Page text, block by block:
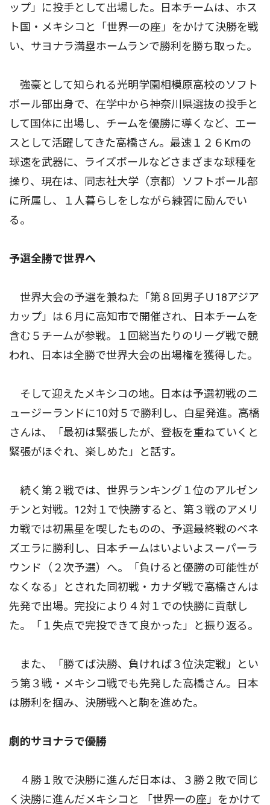
ップ」に投手として出場した。日本チームは、ホス
ト国・メキシコと「世界一の座」をかけて決勝を戦
い、サヨナラ満塁ホームランで勝利を勝ち取った。
強豪として知られる光明学園相模原高校のソフト
ボール部出身で、在学中から神奈川県選抜の投手と
して国体に出場し、チームを優勝に導くなど、エー
スとして活躍してきた高橋さん。最速１２６Kmの
球速を武器に、ライズボールなどさまざまな球種を
操り、現在は、同志社大学（京都）ソフトボール部
に所属し、１人暮らしをしながら練習に励んでい
る。
予選全勝で世界へ
世界大会の予選を兼ねた「第８回男子Ｕ18アジア
カップ」は６月に高知市で開催され、日本チームを
含む５チームが参戦。１回総当たりのリーグ戦で競
われ、日本は全勝で世界大会の出場権を獲得した。
そして迎えたメキシコの地。日本は予選初戦のニ
ュージーランドに10対５で勝利し、白星発進。高橋
さんは、「最初は緊張したが、登板を重ねていくと
緊張がほぐれ、楽しめた」と話す。
続く第２戦では、世界ランキング１位のアルゼン
チンと対戦。12対１で快勝すると、第３戦のアメリ
カ戦では初黒星を喫したものの、予選最終戦のベネ
ズエラに勝利し、日本チームはいよいよスーパーラ
ウンド（２次予選）へ。「負けると優勝の可能性が
なくなる」とされた同初戦・カナダ戦で高橋さんは
先発で出場。完投により４対１での快勝に貢献し
た。「１失点で完投できて良かった」と振り返る。
また、「勝てば決勝、負ければ３位決定戦」とい
う第３戦・メキシコ戦でも先発した高橋さん。日本
は勝利を掴み、決勝戦へと駒を進めた。
劇的サヨナラで優勝
４勝１敗で決勝に進んだ日本は、３勝２敗で同じ
く決勝に進んだメキシコと 「世界一の座」をかけて